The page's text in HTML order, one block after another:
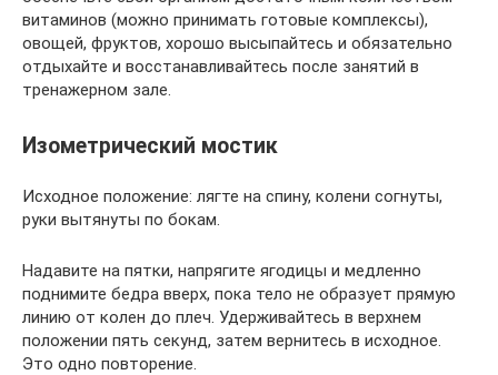
витаминов (можно принимать готовые комплексы),
овощей, фруктов, хорошо высыпайтесь и обязательно
отдыхайте и восстанавливайтесь после занятий в
тренажерном зале.
Изометрический мостик
Исходное положение: лягте на спину, колени согнуты,
руки вытянуты по бокам.
Надавите на пятки, напрягите ягодицы и медленно
поднимите бедра вверх, пока тело не образует прямую
линию от колен до плеч. Удерживайтесь в верхнем
положении пять секунд, затем вернитесь в исходное.
Это одно повторение.